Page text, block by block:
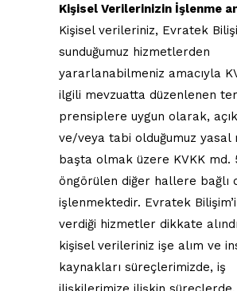
Kişisel Verilerinizin İşlenme
Kişisel verileriniz, Evratek
sunduğumuz hizmetlerden
yararlanabilmeniz amacıyla
ilgili mevzuatta düzenlenen
prensiplere uygun olarak, açık
ve/veya tabi olduğumuz yasal
başta olmak üzere KVKK md.
öngörülen diğer hallere bağlı
işlenmektedir. Evratek
verdiği hizmetler dikkate
kişisel verileriniz işe alım ve
kaynakları süreçlerimizde, iş